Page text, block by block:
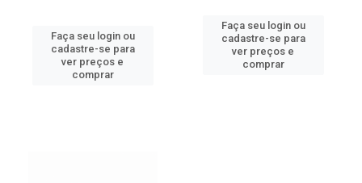
Faça seu login ou
cadastre-se para
ver preços e
comprar
Faça seu login ou
cadastre-se para
ver preços e
comprar